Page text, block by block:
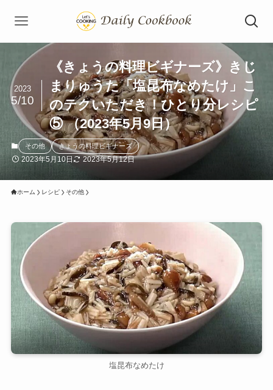
《きょうの料理ビギナーズ》きじ
まりゅうた「塩昆布なめたけ」こ
のテクいただき！ひとり分レシピ
⑤ （2023年5月9日）
2023
5/10
その他 きょうの料理ビギナーズ
2023年5月10日 2023年5月12日
ホーム レシピ その他
塩昆布なめたけ